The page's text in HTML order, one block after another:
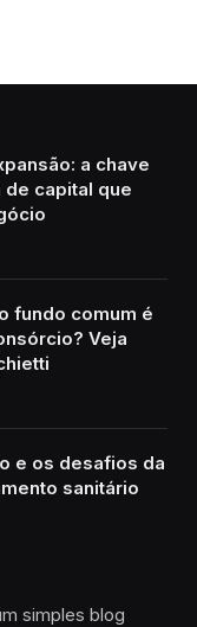
a chave
de capital que
fundo comum é
Veja
e os desafios da
sanitário
simples blog